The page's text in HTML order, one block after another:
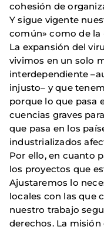
cohesión de
Y sigue vigente
común» como de la
La expansión del
vivimos en un solo
interdependiente
injusto– y que
porque lo que pasa
cuencias graves
que pasa en los
industrializados
Por ello, en cuanto
los proyectos que
Ajustaremos lo
locales con las que
nuestro trabajo
derechos. La